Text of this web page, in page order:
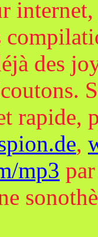
des
rapide,
,
mp3